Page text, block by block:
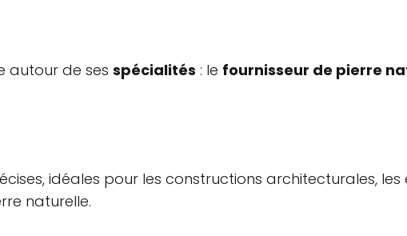
autour de ses spécialités : le fournisseur de pierre
idéales pour les constructions architecturales, les
naturelle.